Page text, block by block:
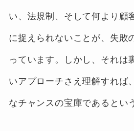
い、法規制、そして何より顧
に捉えられないことが、失敗
っています。しかし、それは
いアプローチさえ理解すれば
なチャンスの宝庫であるとい